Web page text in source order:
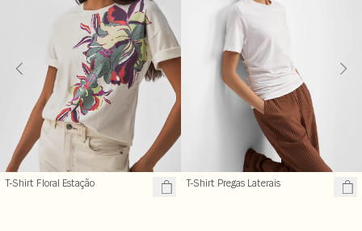
T-Shirt Floral Estação T-Shirt Pregas Laterais